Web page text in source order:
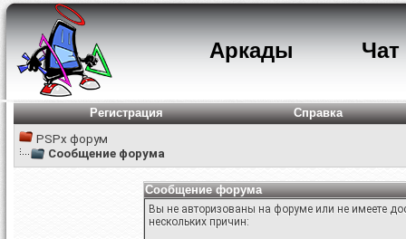
Аркады Чат
Регистрация
Справка
PSPx форум
Сообщение форума
Сообщение форума
Вы не авторизованы на форуме или не имеете
нескольких причин: